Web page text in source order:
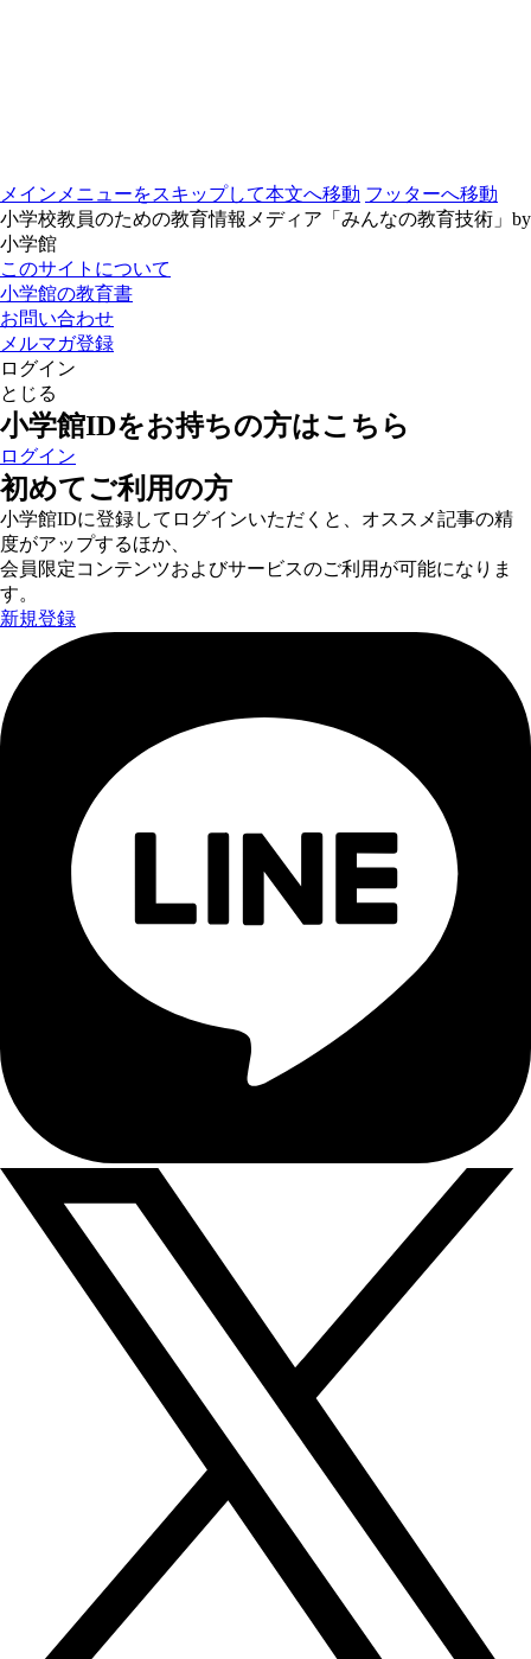
メインメニューをスキップして本文へ移動 フッターへ移動
小学校教員のための教育情報メディア「みんなの教育技術」by
小学館
このサイトについて
小学館の教育書
お問い合わせ
メルマガ登録
ログイン
とじる
小学館IDをお持ちの方はこちら
ログイン
初めてご利用の方
小学館IDに登録してログインいただくと、オススメ記事の精
度がアップするほか、
会員限定コンテンツおよびサービスのご利用が可能になりま
す。
新規登録